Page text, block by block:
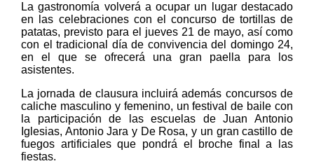
La gastronomía volverá a ocupar un lugar destacado
en las celebraciones con el concurso de tortillas de
patatas, previsto para el jueves 21 de mayo, así como
con el tradicional día de convivencia del domingo 24,
en el que se ofrecerá una gran paella para los
asistentes.
La jornada de clausura incluirá además concursos de
caliche masculino y femenino, un festival de baile con
la participación de las escuelas de Juan Antonio
Iglesias, Antonio Jara y De Rosa, y un gran castillo de
fuegos artificiales que pondrá el broche final a las
fiestas.